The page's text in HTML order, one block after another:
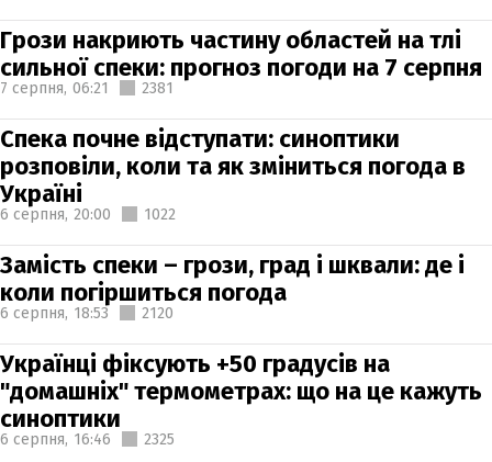
Грози накриють частину областей на тлі
сильної спеки: прогноз погоди на 7 серпня
7 серпня, 06:21 2381
Спека почне відступати: синоптики
розповіли, коли та як зміниться погода в
Україні
6 серпня, 20:00 1022
Замість спеки – грози, град і шквали: де і
коли погіршиться погода
6 серпня, 18:53 2120
Українці фіксують +50 градусів на
"домашніх" термометрах: що на це кажуть
синоптики
6 серпня, 16:46 2325